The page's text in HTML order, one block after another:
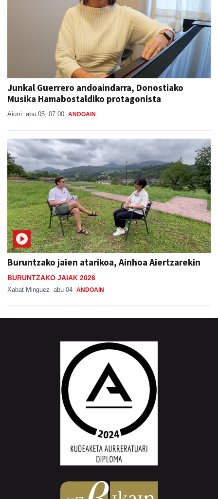
Junkal Guerrero andoaindarra, Donostiako
Musika Hamabostaldiko protagonista
Aiurri abu 05, 07:00 ANDOAIN
Buruntzako jaien atarikoa, Ainhoa Aiertzarekin
BURUNTZAKO JAIAK 2026
Xabat Minguez abu 04 ANDOAIN